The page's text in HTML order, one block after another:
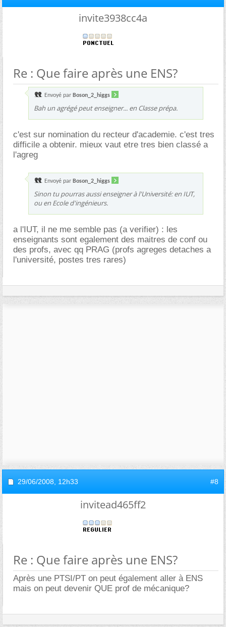
invite3938cc4a
Re : Que faire après une ENS?
Envoyé par Boson_2_higgs
Bah un agrégé peut enseigner... en Classe prépa.
c'est sur nomination du recteur d'academie. c'est tres
difficile a obtenir. mieux vaut etre tres bien classé a
l'agreg
Envoyé par Boson_2_higgs
Sinon tu pourras aussi enseigner à l'Université: en IUT,
ou en Ecole d'ingénieurs.
a l'IUT, il ne me semble pas (a verifier) : les
enseignants sont egalement des maitres de conf ou
des profs, avec qq PRAG (profs agreges detaches a
l'université, postes tres rares)
29/06/2008, 12h33 #8
invitead465ff2
Re : Que faire après une ENS?
Après une PTSI/PT on peut également aller à ENS
mais on peut devenir QUE prof de mécanique?